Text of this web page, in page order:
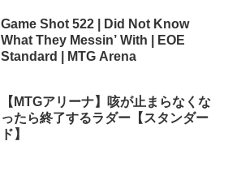
Game Shot 522 | Did Not Know
What They Messin’ With | EOE
Standard | MTG Arena
【MTGアリーナ】咳が止まらなくな
ったら終了するラダー【スタンダー
ド】